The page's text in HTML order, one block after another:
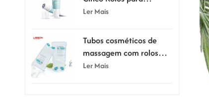
Massagem e Raspagem,
Ler Mais
Tubos cosméticos de
massagem com rolos
duplos de silicone de
Ler Mais